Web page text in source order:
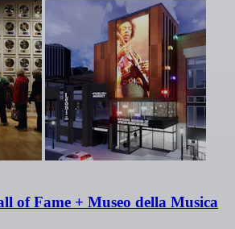
of Fame + Museo della Musica